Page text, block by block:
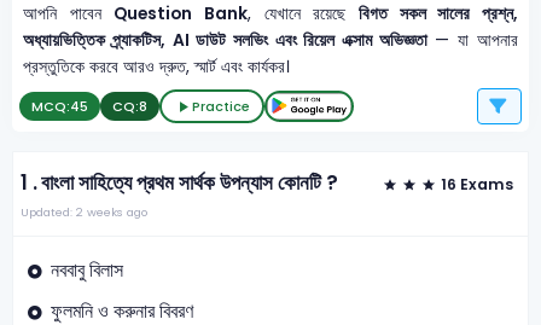
আপনি পাবেন Question Bank, যেখানে রয়েছে বিগত সকল সালের প্রশ্ন,
অধ্যায়ভিত্তিক প্র্যাকটিস, AI ডাউট সলভিং এবং রিয়েল এক্সাম অভিজ্ঞতা— যা আপনার
প্রস্তুতিকে করবে আরও দ্রুত, স্মার্ট এবং কার্যকর।
MCQ:45 CQ:8 Practice
1 .বাংলা সাহিত্যে প্রথম সার্থক উপন্যাস কোনটি ? 16 Exams
Updated: 2 weeks ago
নববাবু বিলাস
ফুলমনি ও করুনার বিবরণ